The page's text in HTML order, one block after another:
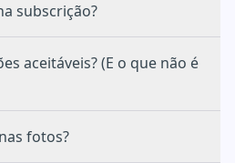
subscrição?
aceitáveis? (E o que não é
fotos?